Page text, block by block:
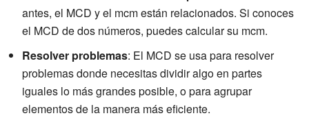
antes, el MCD y el mcm están relacionados. Si conoces
el MCD de dos números, puedes calcular su mcm.
Resolver problemas: El MCD se usa para resolver
problemas donde necesitas dividir algo en partes
iguales lo más grandes posible, o para agrupar
elementos de la manera más eficiente.